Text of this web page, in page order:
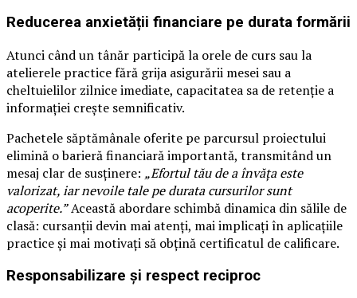
Reducerea anxietății financiare pe durata formării
Atunci când un tânăr participă la orele de curs sau la
atelierele practice fără grija asigurării mesei sau a
cheltuielilor zilnice imediate, capacitatea sa de retenție a
informației crește semnificativ.
Pachetele săptămânale oferite pe parcursul proiectului
elimină o barieră financiară importantă, transmitând un
mesaj clar de susținere: „Efortul tău de a învăța este
valorizat, iar nevoile tale pe durata cursurilor sunt
acoperite.”Această abordare schimbă dinamica din sălile de
clasă: cursanții devin mai atenți, mai implicați în aplicațiile
practice și mai motivați să obțină certificatul de calificare.
Responsabilizare și respect reciproc